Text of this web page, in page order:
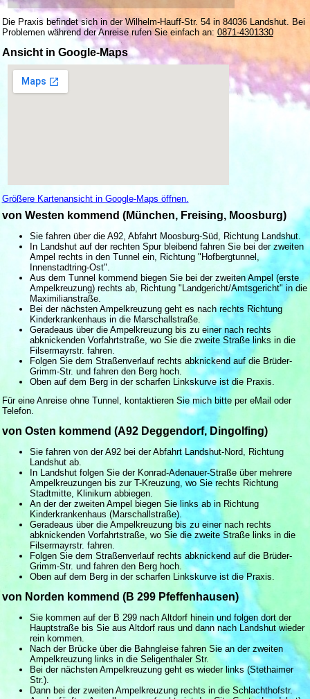
Die Praxis befindet sich in der Wilhelm-Hauff-Str. 54 in 84036 Landshut. Bei
Problemen während der Anreise rufen Sie einfach an: 0871-4301330
Ansicht in Google-Maps
Größere Kartenansicht in Google-Maps öffnen.
von Westen kommend (München, Freising, Moosburg)
Sie fahren über die A92, Abfahrt Moosburg-Süd, Richtung Landshut.
In Landshut auf der rechten Spur bleibend fahren Sie bei der zweiten
Ampel rechts in den Tunnel ein, Richtung "Hofbergtunnel,
Innenstadtring-Ost".
Aus dem Tunnel kommend biegen Sie bei der zweiten Ampel (erste
Ampelkreuzung) rechts ab, Richtung "Landgericht/Amtsgericht" in die
Maximilianstraße.
Bei der nächsten Ampelkreuzung geht es nach rechts Richtung
Kinderkrankenhaus in die Marschallstraße.
Geradeaus über die Ampelkreuzung bis zu einer nach rechts
abknickenden Vorfahrtstraße, wo Sie die zweite Straße links in die
Filsermayrstr. fahren.
Folgen Sie dem Straßenverlauf rechts abknickend auf die Brüder-
Grimm-Str. und fahren den Berg hoch.
Oben auf dem Berg in der scharfen Linkskurve ist die Praxis.
Für eine Anreise ohne Tunnel, kontaktieren Sie mich bitte per eMail oder
Telefon.
von Osten kommend (A92 Deggendorf, Dingolfing)
Sie fahren von der A92 bei der Abfahrt Landshut-Nord, Richtung
Landshut ab.
In Landshut folgen Sie der Konrad-Adenauer-Straße über mehrere
Ampelkreuzungen bis zur T-Kreuzung, wo Sie rechts Richtung
Stadtmitte, Klinikum abbiegen.
An der der zweiten Ampel biegen Sie links ab in Richtung
Kinderkrankenhaus (Marschallstraße).
Geradeaus über die Ampelkreuzung bis zu einer nach rechts
abknickenden Vorfahrtstraße, wo Sie die zweite Straße links in die
Filsermayrstr. fahren.
Folgen Sie dem Straßenverlauf rechts abknickend auf die Brüder-
Grimm-Str. und fahren den Berg hoch.
Oben auf dem Berg in der scharfen Linkskurve ist die Praxis.
von Norden kommend (B 299 Pfeffenhausen)
Sie kommen auf der B 299 nach Altdorf hinein und folgen dort der
Hauptstraße bis Sie aus Altdorf raus und dann nach Landshut wieder
rein kommen.
Nach der Brücke über die Bahngleise fahren Sie an der zweiten
Ampelkreuzung links in die Seligenthaler Str.
Bei der nächsten Ampelkreuzung geht es wieder links (Stethaimer
Str.).
Dann bei der zweiten Ampelkreuzung rechts in die Schlachthofstr.